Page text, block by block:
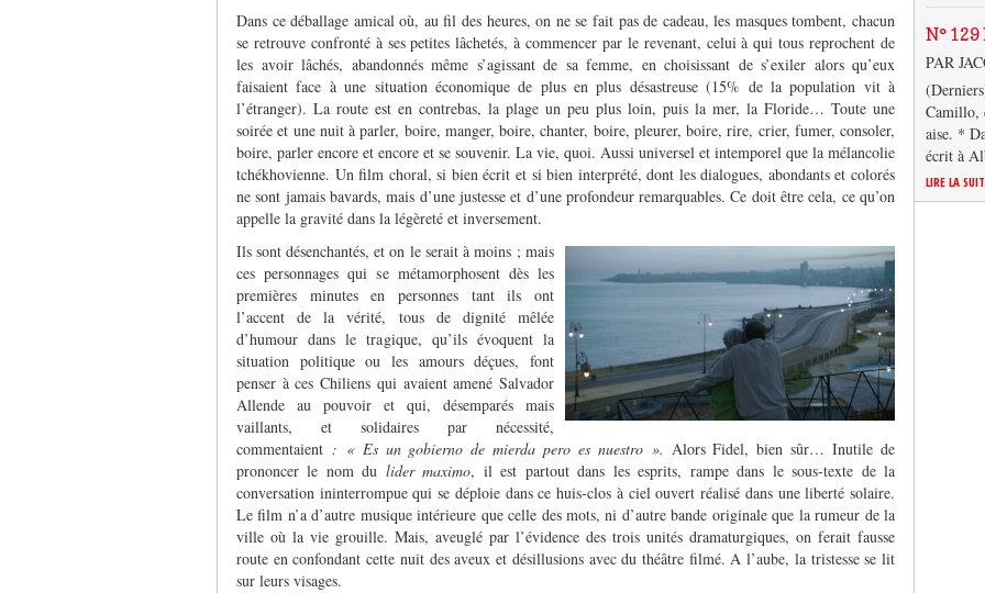
Dans ce déballage amical où, au fil des heures, on ne se fait pas de cadeau, les masques tombent, chacun
se retrouve confronté à ses petites lâchetés, à commencer par le revenant, celui à qui tous reprochent de
les avoir lâchés, abandonnés même s’agissant de sa femme, en choisissant de s’exiler alors qu’eux
faisaient face à une situation économique de plus en plus désastreuse (15% de la population vit à
l’étranger). La route est en contrebas, la plage un peu plus loin, puis la mer, la Floride… Toute une
soirée et une nuit à parler, boire, manger, boire, chanter, boire, pleurer, boire, rire, crier, fumer, consoler,
boire, parler encore et encore et se souvenir. La vie, quoi. Aussi universel et intemporel que la mélancolie
tchékhovienne. Un film choral, si bien écrit et si bien interprété, dont les dialogues, abondants et colorés
ne sont jamais bavards, mais d’une justesse et d’une profondeur remarquables. Ce doit être cela, ce qu’on
appelle la gravité dans la légèreté et inversement.
Ils sont désenchantés, et on le serait à moins ; mais
ces personnages qui se métamorphosent dès les
premières minutes en personnes tant ils ont
l’accent de la vérité, tous de dignité mêlée
d’humour dans le tragique, qu’ils évoquent la
situation politique ou les amours déçues, font
penser à ces Chiliens qui avaient amené Salvador
Allende au pouvoir et qui, désemparés mais
vaillants, et solidaires par nécessité,
commentaient : « Es un gobierno de mierda pero es nuestro ». Alors Fidel, bien sûr… Inutile de
prononcer le nom du lider maximo, il est partout dans les esprits, rampe dans le sous-texte de la
conversation ininterrompue qui se déploie dans ce huis-clos à ciel ouvert réalisé dans une liberté solaire.
Le film n’a d’autre musique intérieure que celle des mots, ni d’autre bande originale que la rumeur de la
ville où la vie grouille. Mais, aveuglé par l’évidence des trois unités dramaturgiques, on ferait fausse
route en confondant cette nuit des aveux et désillusions avec du théâtre filmé. A l’aube, la tristesse se lit
sur leurs visages.
N°
PAR
Camillo,
aise. *
écrit à
LIRE LA